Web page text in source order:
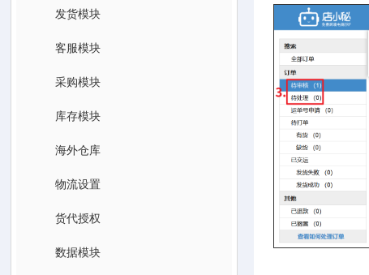
发货模块
客服模块
采购模块
库存模块
海外仓库
物流设置
货代授权
数据模块